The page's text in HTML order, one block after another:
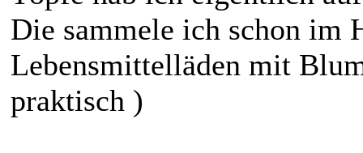
Die sammele ich schon im
Lebensmittelläden mit
praktisch )